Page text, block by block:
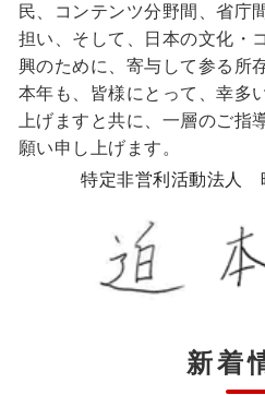
民、コンテンツ分野間、省庁
担い、そして、日本の文化・
興のために、寄与して参る所
本年も、皆様にとって、幸多
上げますと共に、一層のご指
願い申し上げます。
特定非営利活動法人
新着